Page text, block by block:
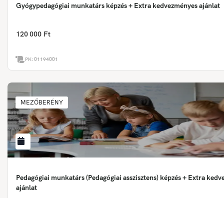
Gyógypedagógiai munkatárs képzés + Extra kedvezményes ajánlat
120 000 Ft
PK:01194001
MEZŐBERÉNY
Pedagógiai munkatárs (Pedagógiai asszisztens) képzés + Extra
ajánlat